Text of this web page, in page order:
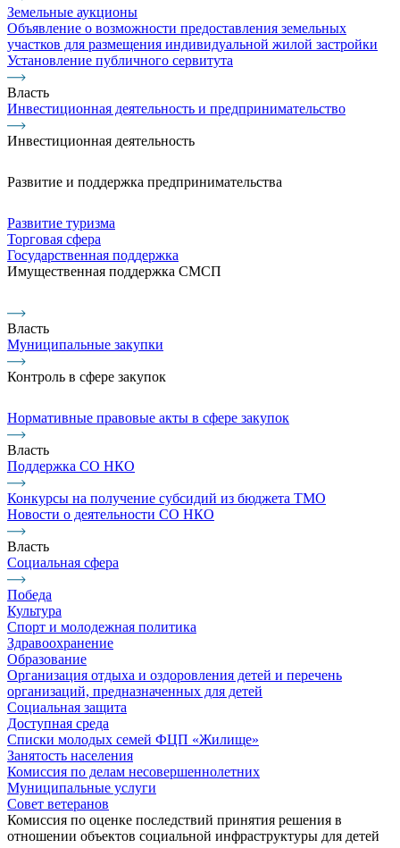
Земельные аукционы
Объявление о возможности предоставления земельных
участков для размещения индивидуальной жилой застройки
Установление публичного сервитута
Власть
Инвестиционная деятельность и предпринимательство
Инвестиционная деятельность
Развитие и поддержка предпринимательства
Развитие туризма
Торговая сфера
Государственная поддержка
Имущественная поддержка СМСП
Власть
Муниципальные закупки
Контроль в сфере закупок
Нормативные правовые акты в сфере закупок
Власть
Поддержка СО НКО
Конкурсы на получение субсидий из бюджета ТМО
Новости о деятельности СО НКО
Власть
Социальная сфера
Победа
Культура
Спорт и молодежная политика
Здравоохранение
Образование
Организация отдыха и оздоровления детей и перечень
организаций, предназначенных для детей
Социальная защита
Доступная среда
Списки молодых семей ФЦП «Жилище»
Занятость населения
Комиссия по делам несовершеннолетних
Муниципальные услуги
Совет ветеранов
Комиссия по оценке последствий принятия решения в
отношении объектов социальной инфраструктуры для детей